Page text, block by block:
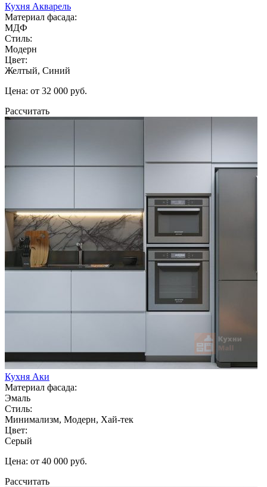
Кухня Акварель
Материал фасада:
МДФ
Стиль:
Модерн
Цвет:
Желтый, Синий
Цена: от 32 000 руб.
Рассчитать
Кухня Аки
Материал фасада:
Эмаль
Стиль:
Минимализм, Модерн, Хай-тек
Цвет:
Серый
Цена: от 40 000 руб.
Рассчитать